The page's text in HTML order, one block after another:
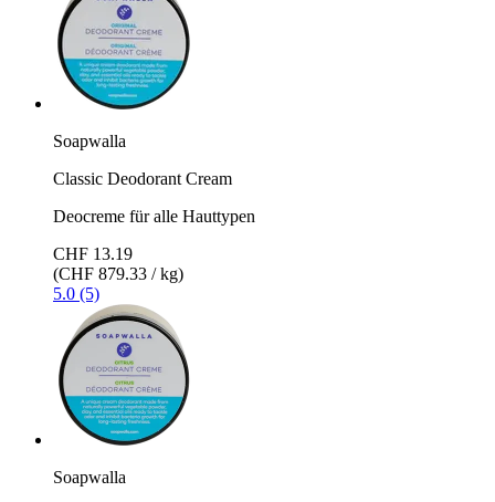
Soapwalla
Classic Deodorant Cream
Deocreme für alle Hauttypen
CHF 13.19
(CHF 879.33 / kg)
5.0 (5)
Soapwalla